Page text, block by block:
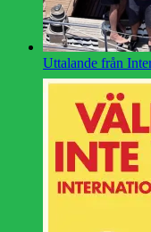
Uttalande från